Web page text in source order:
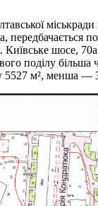
передбачається
Київське шосе, 70а
поділу більша
5527 м², менша —